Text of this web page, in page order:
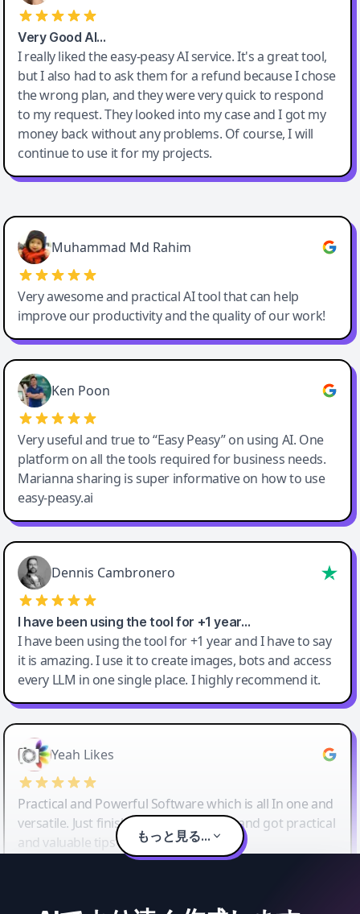
Very Good AI…
I really liked the easy-peasy AI service. It's a great tool,
but I also had to ask them for a refund because I chose
the wrong plan, and they were very quick to respond
to my request. They looked into my case and I got my
money back without any problems. Of course, I will
continue to use it for my projects.
Easy-Peasy AI
Muhammad Md Rahim
Very awesome and practical AI tool that can help
improve our productivity and the quality of our work!
Ken Poon
Very useful and true to “Easy Peasy” on using AI. One
platform on all the tools required for business needs.
Marianna sharing is super informative on how to use
easy-peasy.ai
Dennis Cambronero
I have been using the tool for +1 year…
I have been using the tool for +1 year and I have to say
it is amazing. I use it to create images, bots and access
every LLM in one single place. I highly recommend it.
Yeah Likes
Practical and Powerful Software which is all In one and
versatile. Just finished their workshop and got practical
and valuable tips and tricks.
もっと見る...